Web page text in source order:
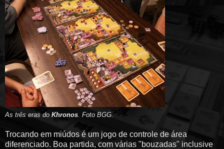
As três eras do Khronos . Foto BGG.
Trocando em miúdos é um jogo de controle de área
diferenciado. Boa partida, com várias "bouzadas" inclusive